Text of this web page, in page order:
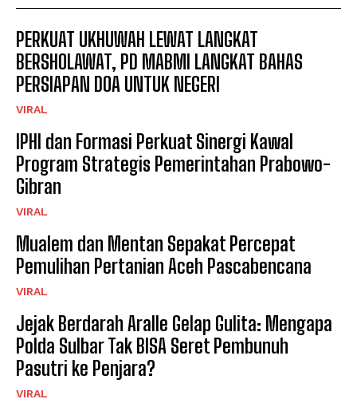
PERKUAT UKHUWAH LEWAT LANGKAT
BERSHOLAWAT, PD MABMI LANGKAT BAHAS
PERSIAPAN DOA UNTUK NEGERI
VIRAL
IPHI dan Formasi Perkuat Sinergi Kawal
Program Strategis Pemerintahan Prabowo-
Gibran
VIRAL
Mualem dan Mentan Sepakat Percepat
Pemulihan Pertanian Aceh Pascabencana
VIRAL
Jejak Berdarah Aralle Gelap Gulita: Mengapa
Polda Sulbar Tak BISA Seret Pembunuh
Pasutri ke Penjara?
VIRAL